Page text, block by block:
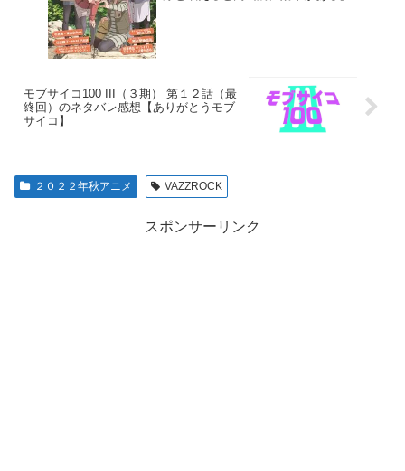
モブサイコ100 III（３期） 第１２話（最
終回）のネタバレ感想【ありがとうモブ
サイコ】
２０２２年秋アニメ VAZZROCK
スポンサーリンク